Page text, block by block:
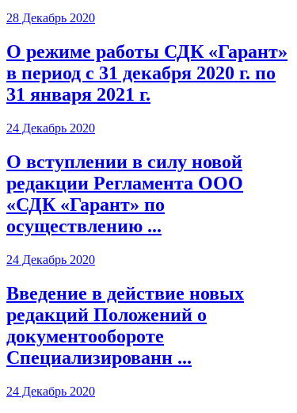
28 Декабрь 2020
О режиме работы СДК «Гарант»
в период с 31 декабря 2020 г. по
31 января 2021 г.
24 Декабрь 2020
О вступлении в силу новой
редакции Регламента ООО
«СДК «Гарант» по
осуществлению ...
24 Декабрь 2020
Введение в действие новых
редакций Положений о
документообороте
Специализированн ...
24 Декабрь 2020